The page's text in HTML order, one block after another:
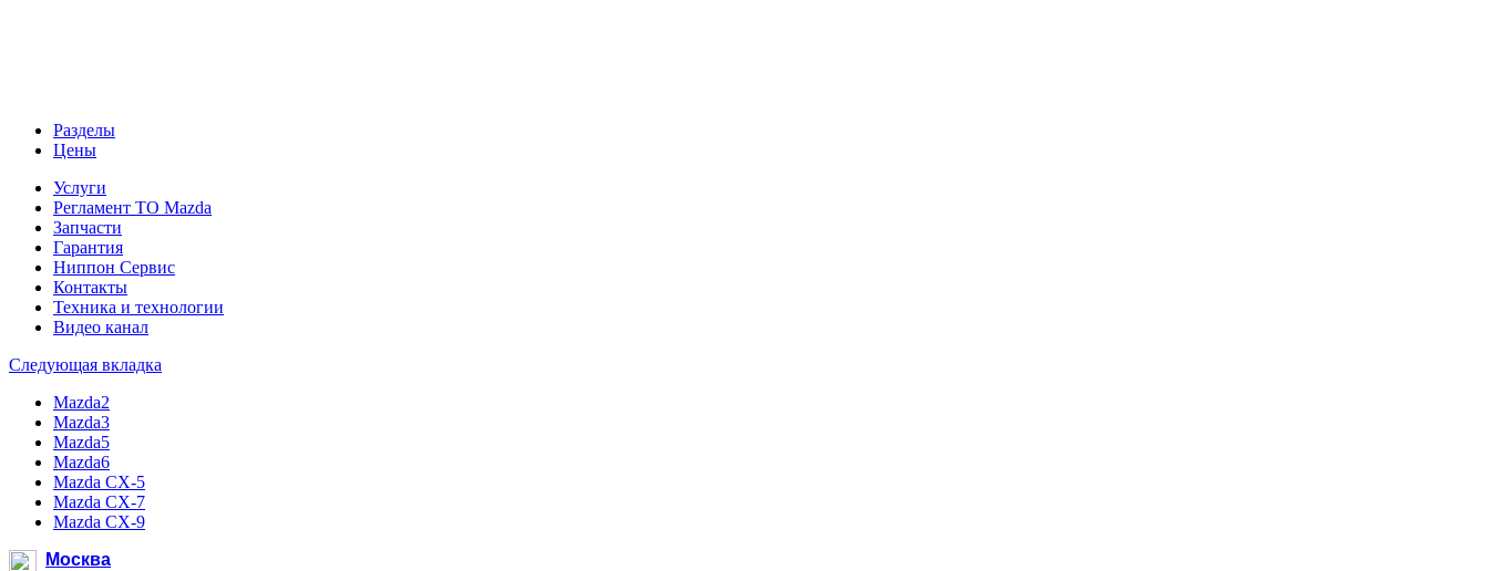
Разделы
Цены
Услуги
Регламент ТО Mazda
Запчасти
Гарантия
Ниппон Сервис
Контакты
Техника и технологии
Видео канал
Следующая вкладка
Mazda2
Mazda3
Mazda5
Mazda6
Mazda CX-5
Mazda CX-7
Mazda CX-9
Москва